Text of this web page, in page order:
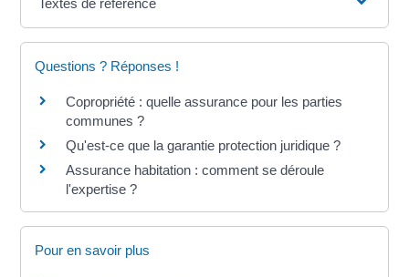
Questions ? Réponses !
Copropriété : quelle assurance pour les parties
communes ?
Qu'est-ce que la garantie protection juridique ?
Assurance habitation : comment se déroule
l'expertise ?
Pour en savoir plus